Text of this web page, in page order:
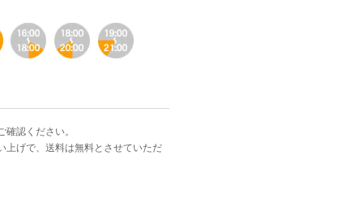
確認ください。
上げで、送料は無料とさせていただ